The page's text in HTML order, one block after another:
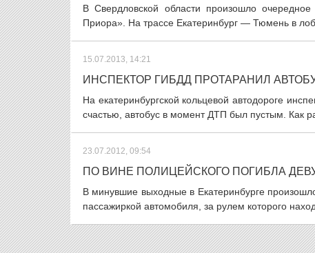
В Свердловской области произошло
Приора». На трассе Екатеринбург — Тюмень в
15.07.2013, 14:21
ИНСПЕКТОР ГИБДД ПРОТАРАНИЛ
На екатеринбургской кольцевой автодороге
счастью, автобус в момент ДТП был пустым. Как
23.07.2012, 09:54
ПО ВИНЕ ПОЛИЦЕЙСКОГО ПОГИБЛА
В минувшие выходные в Екатеринбурге
пассажиркой автомобиля, за рулем которого